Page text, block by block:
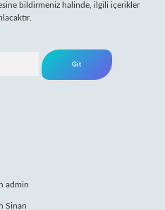
bildirmeniz halinde, ilgili içerikler
admin
Sinan